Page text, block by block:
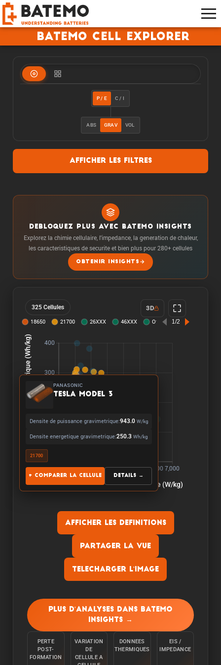
Batemo Cell Explorer
P / E C / I
ABS GRAV VOL
Afficher les filtres
DEBLOQUEZ PLUS AVEC BATEMO INSIGHTS
Explorez la chimie cellulaire, l'impedance, la generation de chaleur,
les caracteristiques de securite et bien plus pour 280+ cellules
OBTENIR INSIGHTS
325 Cellules 3D
PANASONIC
TESLA Model 3
Densite de puissance gravimetrique:943.0 W/kg
Densite energetique gravimetrique:250.3 Wh/kg
21700
+ Comparer la cellule Details →
Afficher les definitions
Partager la vue
Telecharger l'image
La capacite est mesuree en dechargeant la
cellule a une temperature ambiante de 25°C a
partir de 100% avec un courant constant C/10
atteinte.
Plus d'analyses dans Batemo
Insights →
PERTE
POST-
FORMATION
VARIATION
DE
CELLULE A
DONNEES
THERMIQUES
EIS /
IMPEDANCE